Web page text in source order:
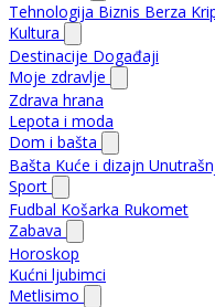
Tehnologija Biznis Berza
Kultura
Destinacije Događaji
Moje zdravlje
Zdrava hrana
Lepota i moda
Dom i bašta
Bašta Kuće i dizajn
Sport
Fudbal Košarka Rukomet
Zabava
Horoskop
Kućni ljubimci
Metlisimo